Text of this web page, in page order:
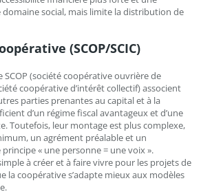
domaine social, mais limite la distribution de
(SCOP/SCIC)
SCOP (société coopérative ouvrière de
coopérative d’intérêt collectif) associent
parties prenantes au capital et à la
d’un régime fiscal avantageux et d’une
Toutefois, leur montage est plus complexe,
un agrément préalable et un
« une personne = une voix ».
à créer et à faire vivre pour les projets de
la coopérative s’adapte mieux aux modèles